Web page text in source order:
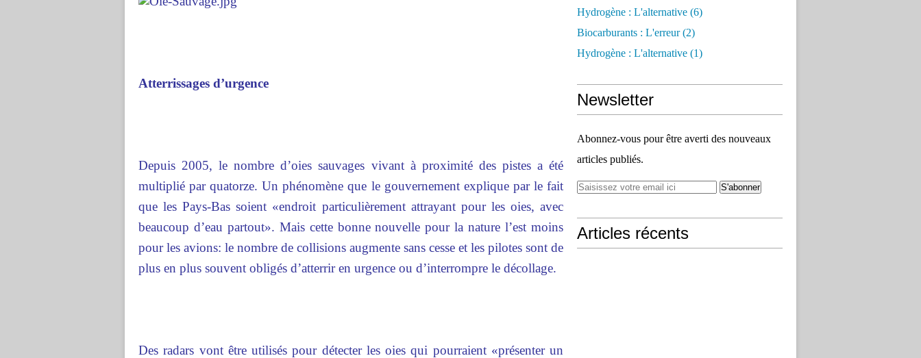
Atterrissages d’urgence
Depuis 2005, le nombre d’oies sauvages vivant à proximité des pistes a été
multiplié par quatorze. Un phénomène que le gouvernement explique par le fait
que les Pays-Bas soient «endroit particulièrement attrayant pour les oies, avec
beaucoup d’eau partout». Mais cette bonne nouvelle pour la nature l’est moins
pour les avions: le nombre de collisions augmente sans cesse et les pilotes sont de
plus en plus souvent obligés d’atterrir en urgence ou d’interrompre le décollage.
Des radars vont être utilisés pour détecter les oies qui pourraient «présenter un
Hydrogène : L'alternative (6)
Biocarburants : L'erreur(2)
Hydrogène : L'alternative (1)
Newsletter
Abonnez-vous pour être averti des nouveaux
articles publiés.
Articles récents